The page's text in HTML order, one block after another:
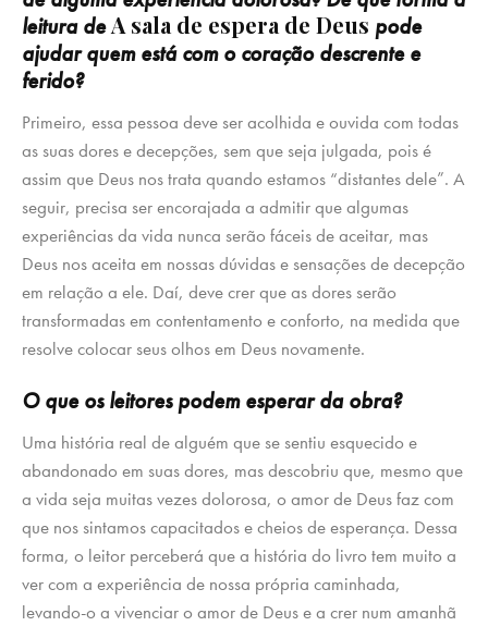
leitura deA sala de espera de Deus pode
ajudar quem está com o coração descrente e
ferido?
Primeiro, essa pessoa deve ser acolhida e ouvida com todas
as suas dores e decepções, sem que seja julgada, pois é
assim que Deus nos trata quando estamos “distantes dele”. A
seguir, precisa ser encorajada a admitir que algumas
experiências da vida nunca serão fáceis de aceitar, mas
Deus nos aceita em nossas dúvidas e sensações de decepção
em relação a ele. Daí, deve crer que as dores serão
transformadas em contentamento e conforto, na medida que
resolve colocar seus olhos em Deus novamente.
O que os leitores podem esperar da obra?
Uma história real de alguém que se sentiu esquecido e
abandonado em suas dores, mas descobriu que, mesmo que
a vida seja muitas vezes dolorosa, o amor de Deus faz com
que nos sintamos capacitados e cheios de esperança. Dessa
forma, o leitor perceberá que a história do livro tem muito a
ver com a experiência de nossa própria caminhada,
levando-o a vivenciar o amor de Deus e a crer num amanhã